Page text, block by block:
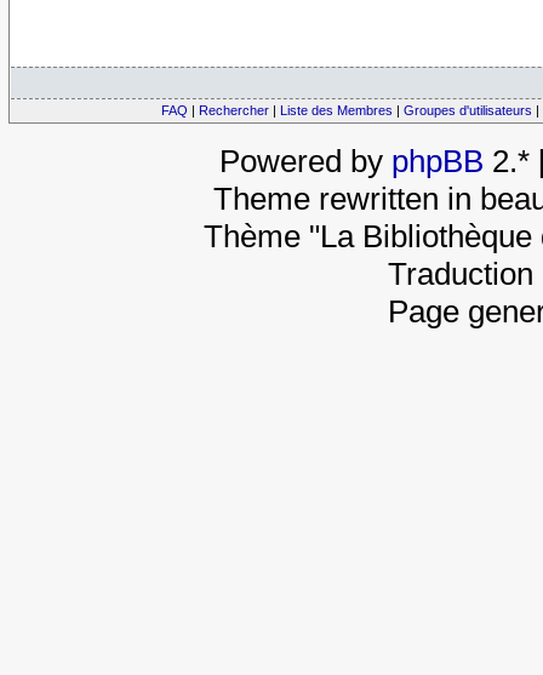
FAQ | Rechercher | Liste des Membres | Groupes d'utilisateurs |
Powered by phpBB 2.*
Theme rewritten in
Thème "La
Page